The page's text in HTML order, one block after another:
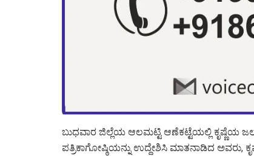
ಬುಧವಾರ ಜಿಲ್ಲೆಯ ಆಲಮಟ್ಟಿ ಆಣೆಕಟ್ಟೆಯಲ್ಲಿ ಕೃಷ್ಣೆಯ
ಪತ್ರಿಕಾಗೋಷ್ಠಿಯನ್ನು ಉದ್ದೇಶಿಸಿ ಮಾತನಾಡಿದ ಅವರು,